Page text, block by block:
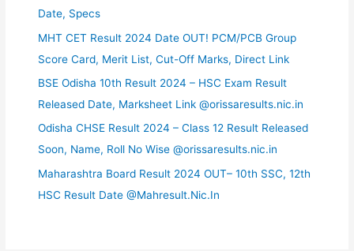
Date, Specs
MHT CET Result 2024 Date OUT! PCM/PCB Group
Score Card, Merit List, Cut-Off Marks, Direct Link
BSE Odisha 10th Result 2024 – HSC Exam Result
Released Date, Marksheet Link @orissaresults.nic.in
Odisha CHSE Result 2024 – Class 12 Result Released
Soon, Name, Roll No Wise @orissaresults.nic.in
Maharashtra Board Result 2024 OUT– 10th SSC, 12th
HSC Result Date @Mahresult.Nic.In